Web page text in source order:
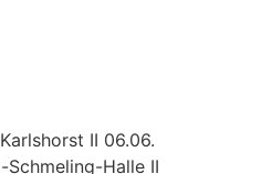
II 06.06.
Schmeling-Halle II